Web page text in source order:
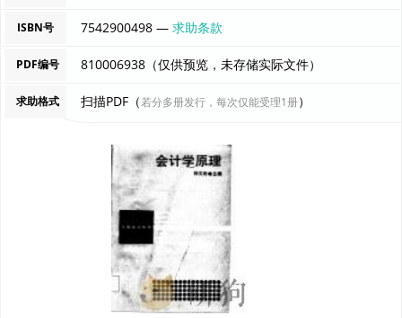
ISBN号 7542900498 —求助条款
PDF编号 810006938（仅供预览，未存储实际文件）
求助格式 扫描PDF（若分多册发行，每次仅能受理1册）